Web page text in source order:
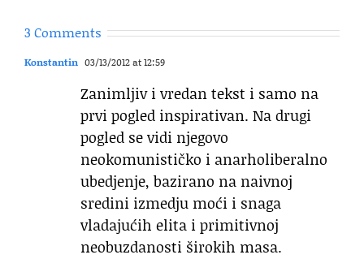
3 Comments
Konstantin 03/13/2012 at 12:59
Zanimljiv i vredan tekst i samo na
prvi pogled inspirativan. Na drugi
pogled se vidi njegovo
neokomunističko i anarholiberalno
ubedjenje, bazirano na naivnoj
sredini izmedju moći i snaga
vladajućih elita i primitivnoj
neobuzdanosti širokih masa.